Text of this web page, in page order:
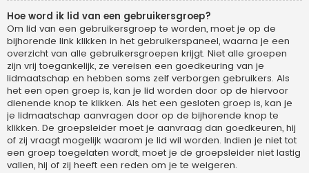
Hoe word ik lid van een gebruikersgroep?
Om lid van een gebruikersgroep te worden, moet je op de
bijhorende link klikken in het gebruikerspaneel, waarna je een
overzicht van alle gebruikersgroepen krijgt. Niet alle groepen
zijn vrij toegankelijk, ze vereisen een goedkeuring van je
lidmaatschap en hebben soms zelf verborgen gebruikers. Als
het een open groep is, kan je lid worden door op de hiervoor
dienende knop te klikken. Als het een gesloten groep is, kan je
je lidmaatschap aanvragen door op de bijhorende knop te
klikken. De groepsleider moet je aanvraag dan goedkeuren, hij
of zij vraagt mogelijk waarom je lid wil worden. Indien je niet tot
een groep toegelaten wordt, moet je de groepsleider niet lastig
vallen, hij of zij heeft een reden om je te weigeren.